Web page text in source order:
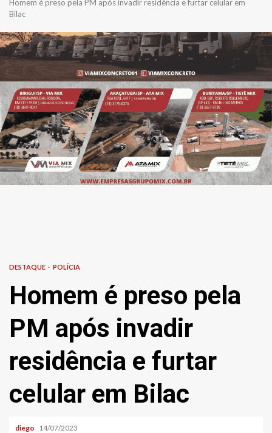
Homem é preso pela PM após invadir residência e furtar celular em
Bilac
DESTAQUE POLÍCIA
Homem é preso pela
PM após invadir
residência e furtar
celular em Bilac
diego 14/07/2023